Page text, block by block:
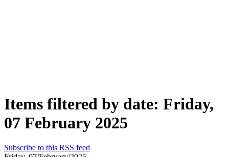
Items filtered by date: Friday,
07 February 2025
Subscribe to this RSS feed